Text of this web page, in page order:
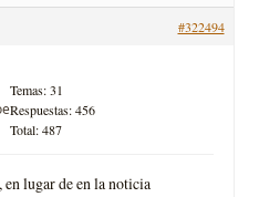
#322494
Temas: 31
Respuestas: 456
Total: 487
lugar de en la noticia